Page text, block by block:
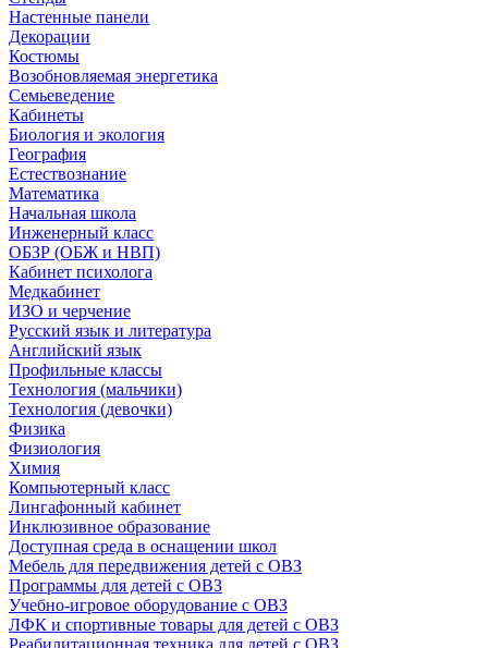
Настенные панели
Декорации
Костюмы
Возобновляемая энергетика
Семьеведение
Кабинеты
Биология и экология
География
Естествознание
Математика
Начальная школа
Инженерный класс
ОБЗР (ОБЖ и НВП)
Кабинет психолога
Медкабинет
ИЗО и черчение
Русский язык и литература
Английский язык
Профильные классы
Технология (мальчики)
Технология (девочки)
Физика
Физиология
Химия
Компьютерный класс
Лингафонный кабинет
Инклюзивное образование
Доступная среда в оснащении школ
Мебель для передвижения детей с ОВЗ
Программы для детей с ОВЗ
Учебно-игровое оборудование с ОВЗ
ЛФК и спортивные товары для детей с ОВЗ
Реабилитационная техника для детей с ОВЗ